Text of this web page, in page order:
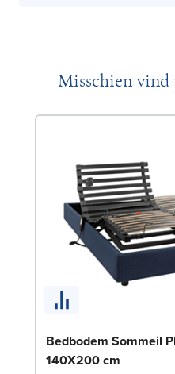
Misschien vind
Bedbodem Sommeil
140X200 cm